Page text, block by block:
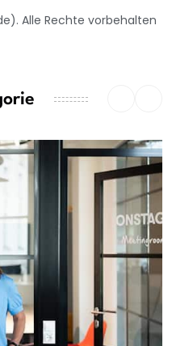
Alle Rechte vorbehalten